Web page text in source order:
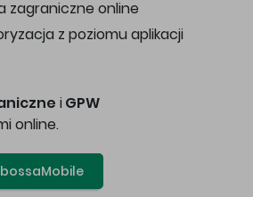
zagraniczne online
z poziomu aplikacji
i GPW
online.